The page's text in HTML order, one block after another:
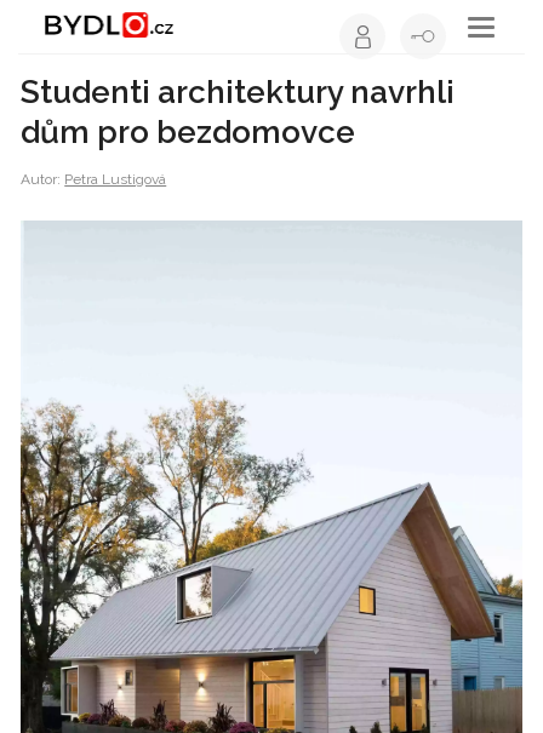
Toggle
Studenti architektury navrhli
dům pro bezdomovce
Autor: Petra Lustigová